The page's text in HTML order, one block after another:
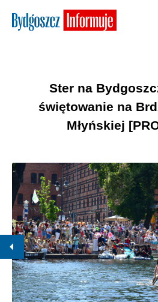
Ster na
świętowanie na
Młyńskiej